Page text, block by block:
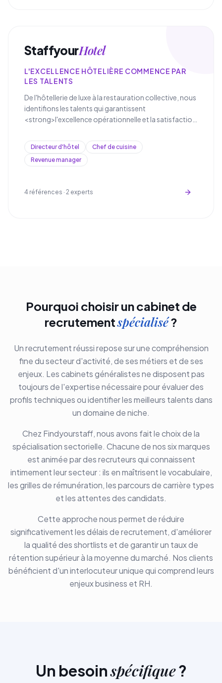
StaffyourHotel
L'EXCELLENCE HÔTELIÈRE COMMENCE PAR
LES TALENTS
De l'hôtellerie de luxe à la restauration collective, nous
identifions les talents qui garantissent
<strong>l'excellence opérationnelle et la satisfaction
Directeur d'hôtel
Chef de cuisine
Revenue manager
4 références · 2 experts
Pourquoi choisir un cabinet de
recrutementspécialisé?
Un recrutement réussi repose sur une compréhension
fine du secteur d'activité, de ses métiers et de ses
enjeux. Les cabinets généralistes ne disposent pas
toujours de l'expertise nécessaire pour évaluer des
profils techniques ou identifier les meilleurs talents dans
un domaine de niche.
Chez Findyourstaff, nous avons fait le choix de la
spécialisation sectorielle. Chacune de nos six marques
est animée par des recruteurs qui connaissent
intimement leur secteur : ils en maîtrisent le vocabulaire,
les grilles de rémunération, les parcours de carrière types
et les attentes des candidats.
Cette approche nous permet de réduire
significativement les délais de recrutement, d'améliorer
la qualité des shortlists et de garantir un taux de
rétention supérieur à la moyenne du marché. Nos clients
bénéficient d'un interlocuteur unique qui comprend leurs
enjeux business et RH.
Un besoinspécifique?